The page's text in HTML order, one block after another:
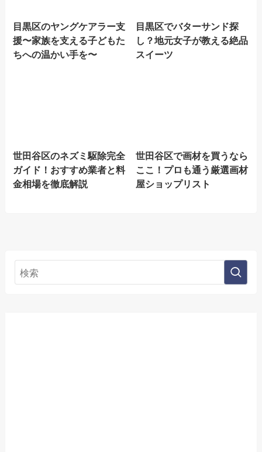
目黒区のヤングケアラー支
援〜家族を支える子どもた
ちへの温かい手を〜
目黒区でバターサンド探
し？地元女子が教える絶品
スイーツ
世田谷区のネズミ駆除完全
ガイド！おすすめ業者と料
金相場を徹底解説
世田谷区で画材を買うなら
ここ！プロも通う厳選画材
屋ショップリスト